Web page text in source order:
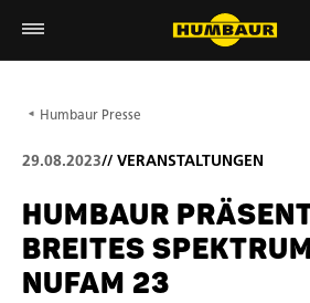
Humbaur Presse
29.08.2023// VERANSTALTUNGEN
HUMBAUR
BREITES
NUFAM 23